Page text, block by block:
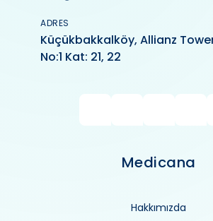
ADRES
Küçükbakkalköy, Allianz
No:1 Kat: 21, 22
Medicana
Hakkımızda